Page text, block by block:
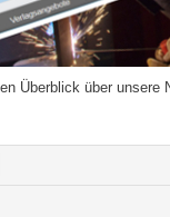
Überblick über unsere